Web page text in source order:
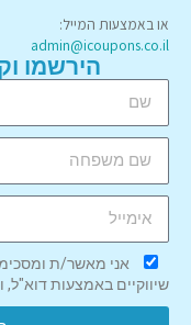
או באמצעות המייל:
admin@icoupons.co.il
הירשמו
אני מאשר/ת
שיווקיים באמצעות דוא"ל,